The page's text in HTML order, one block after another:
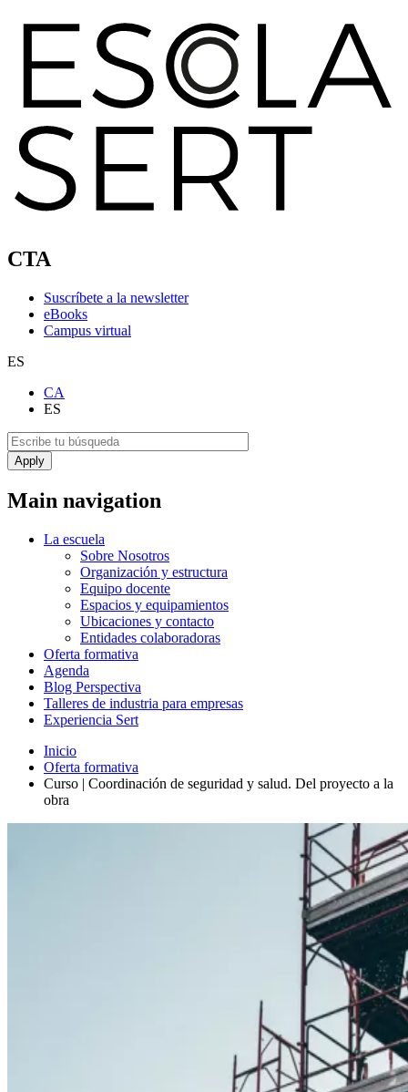
CTA
Suscríbete a la newsletter
eBooks
Campus virtual
ES
CA
ES
Main navigation
La escuela
Sobre Nosotros
Organización y estructura
Equipo docente
Espacios y equipamientos
Ubicaciones y contacto
Entidades colaboradoras
Oferta formativa
Agenda
Blog Perspectiva
Talleres de industria para empresas
Experiencia Sert
Inicio
Oferta formativa
Curso | Coordinación de seguridad y salud. Del proyecto a la
obra